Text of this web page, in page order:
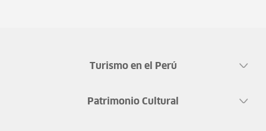
Turismo en el Perú
Patrimonio Cultural